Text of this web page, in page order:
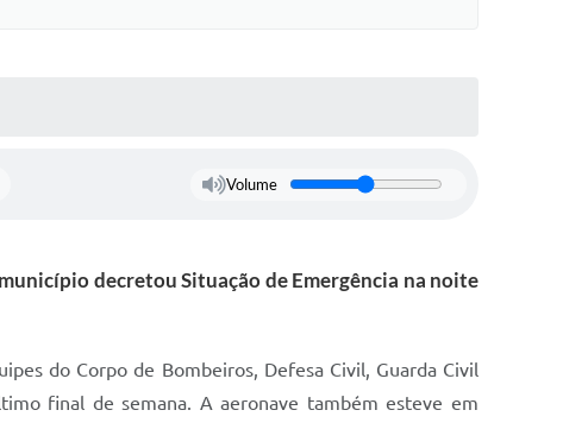
Volume
decretou Situação de Emergência na noite
do Corpo de Bombeiros, Defesa Civil, Guarda Civil
final de semana. A aeronave também esteve em